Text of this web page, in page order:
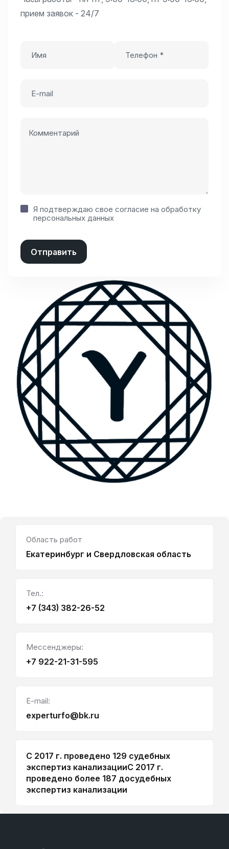
прием заявок - 24/7
Я подтверждаю свое согласие на обработку
персональных данных
Отправить
Область работ
Екатеринбург и Свердловская область
Тел.:
+7 (343) 382-26-52
Мессенджеры:
+7 922-21-31-595
E-mail:
experturfo@bk.ru
С 2017 г. проведено 129 судебных
экспертиз канализацииС 2017 г.
проведено более 187 досудебных
экспертиз канализации